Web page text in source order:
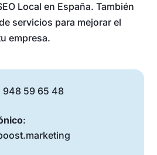
Local en España. También
servicios para mejorar el
empresa.
948 59 65 48
: